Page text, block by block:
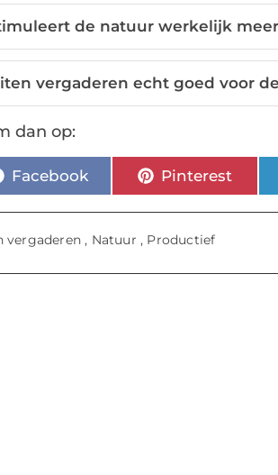
de natuur werkelijk
vergaderen echt goed voor
dan op:
Facebook Pinterest
vergaderen, Natuur , Productief